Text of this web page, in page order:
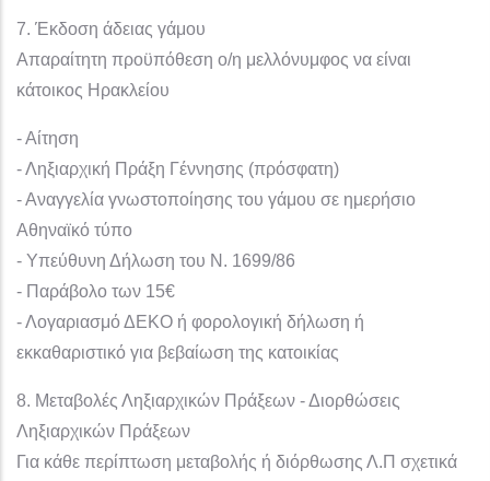
7. Έκδοση άδειας γάμου
Απαραίτητη προϋπόθεση ο/η μελλόνυμφος να είναι
κάτοικος Ηρακλείου
- Αίτηση
- Ληξιαρχική Πράξη Γέννησης (πρόσφατη)
- Αναγγελία γνωστοποίησης του γάμου σε ημερήσιο
Αθηναϊκό τύπο
- Υπεύθυνη Δήλωση του Ν. 1699/86
- Παράβολο των 15€
- Λογαριασμό ΔΕΚΟ ή φορολογική δήλωση ή
εκκαθαριστικό για βεβαίωση της κατοικίας
8. Μεταβολές Ληξιαρχικών Πράξεων - Διορθώσεις
Ληξιαρχικών Πράξεων
Για κάθε περίπτωση μεταβολής ή διόρθωσης Λ.Π σχετικά